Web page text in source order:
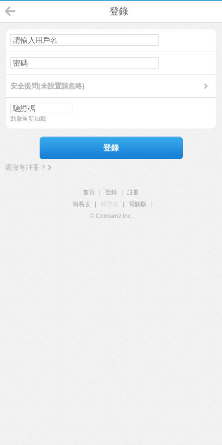
登錄
安全提問(未設置請忽略)
點擊重新加載
登錄
還沒有註冊？
首頁 登錄
註冊
簡易版
觸屏版 電腦版
© Comsenz Inc.